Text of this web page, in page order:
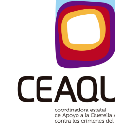
(699)
(607)
neofranquismo
(567)
Justicia Universal
Derechos Humanos
(522)
Nacionalcatolicismo